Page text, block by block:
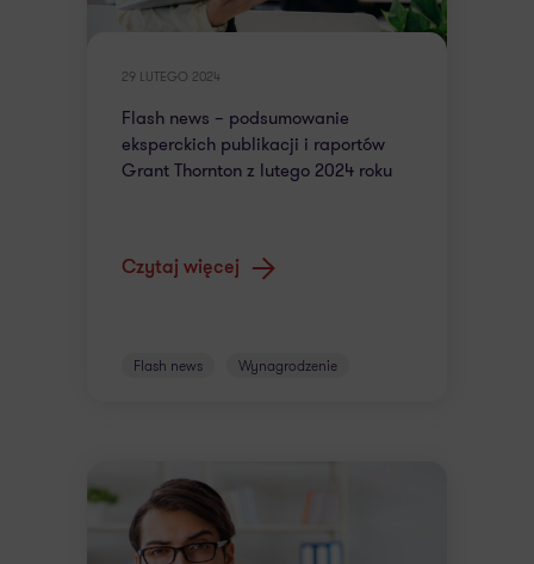
29 LUTEGO 2024
Flash news – podsumowanie
eksperckich publikacji i raportów
Grant Thornton z lutego 2024 roku
Czytaj więcej
Flash news Wynagrodzenie